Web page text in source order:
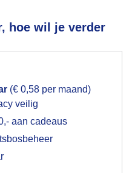
hoe wil je verder
(€ 0,58 per maand)
veilig
aan cadeaus
aub...
voor het
op hebt gegeven,
uit je browser waarin